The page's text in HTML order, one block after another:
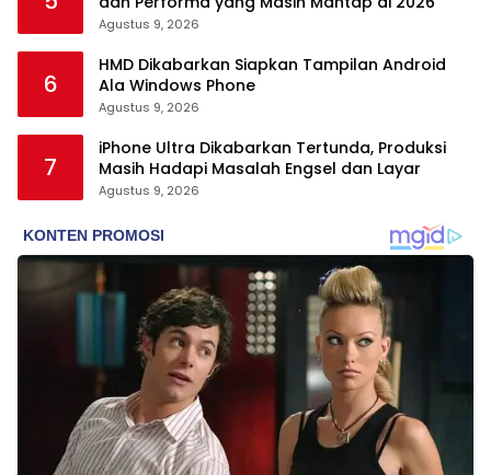
Agustus 9, 2026
6
HMD Dikabarkan Siapkan Tampilan Android
Ala Windows Phone
Agustus 9, 2026
7
iPhone Ultra Dikabarkan Tertunda, Produksi
Masih Hadapi Masalah Engsel dan Layar
Agustus 9, 2026